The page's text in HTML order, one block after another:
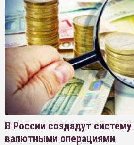
В России создадут систему
валютными операциями